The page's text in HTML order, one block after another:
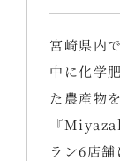
宮崎県内
中に化学
た農産物
『
ラン6店舗